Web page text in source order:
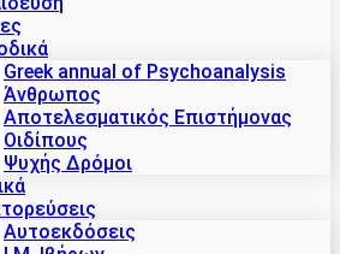
Greek annual of Psychoanalysis
Άνθρωπος
Αποτελεσματικός Επιστήμονας
Οιδίπους
Ψυχής Δρόμοι
Αυτοεκδόσεις